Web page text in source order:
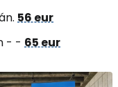
56 eur
- - 65 eur